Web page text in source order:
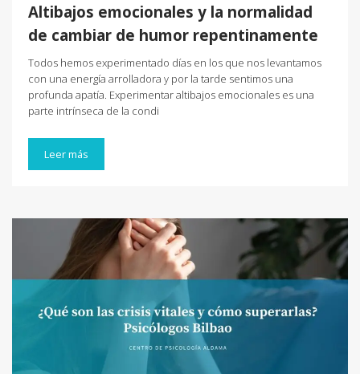
Altibajos emocionales y la normalidad
de cambiar de humor repentinamente
Todos hemos experimentado días en los que nos levantamos
con una energía arrolladora y por la tarde sentimos una
profunda apatía. Experimentar altibajos emocionales es una
parte intrínseca de la condi
Leer más